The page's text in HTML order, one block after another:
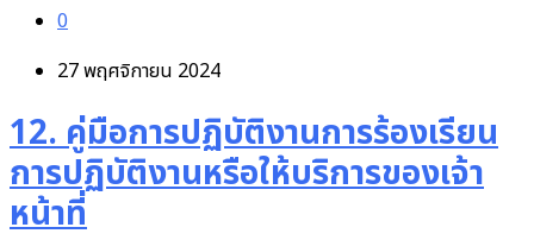
0
27 พฤศจิกายน 2024
12. คู่มือการปฏิบัติงานการร้องเรียน
การปฏิบัติงานหรือให้บริการของเจ้า
หน้าที่